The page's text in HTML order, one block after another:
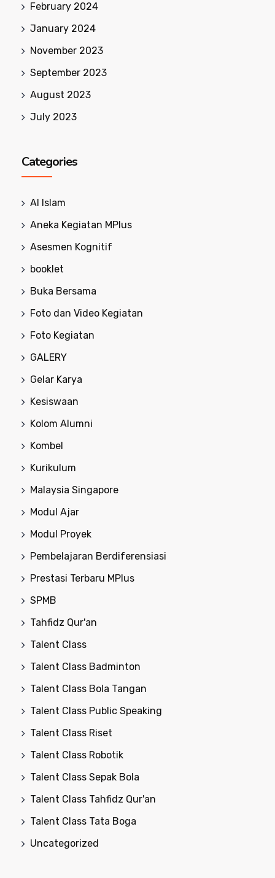
February 2024
January 2024
November 2023
September 2023
August 2023
July 2023
Categories
Al Islam
Aneka Kegiatan MPlus
Asesmen Kognitif
booklet
Buka Bersama
Foto dan Video Kegiatan
Foto Kegiatan
GALERY
Gelar Karya
Kesiswaan
Kolom Alumni
Kombel
Kurikulum
Malaysia Singapore
Modul Ajar
Modul Proyek
Pembelajaran Berdiferensiasi
Prestasi Terbaru MPlus
SPMB
Tahfidz Qur'an
Talent Class
Talent Class Badminton
Talent Class Bola Tangan
Talent Class Public Speaking
Talent Class Riset
Talent Class Robotik
Talent Class Sepak Bola
Talent Class Tahfidz Qur'an
Talent Class Tata Boga
Uncategorized